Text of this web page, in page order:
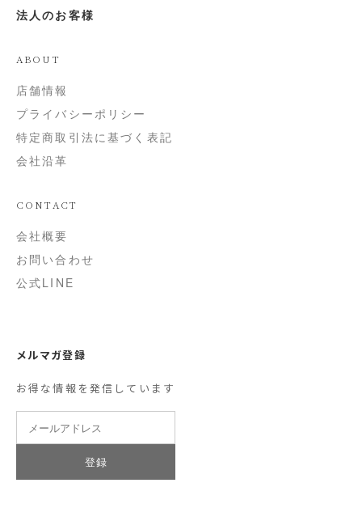
法人のお客様
ABOUT
店舗情報
プライバシーポリシー
特定商取引法に基づく表記
会社沿革
CONTACT
会社概要
お問い合わせ
公式LINE
メルマガ登録
お得な情報を発信しています
登録